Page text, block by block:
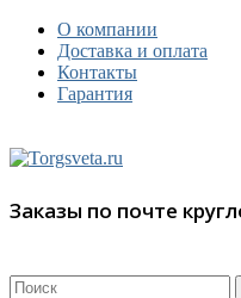
О компании
Доставка и оплата
Контакты
Гарантия
Заказы по почте